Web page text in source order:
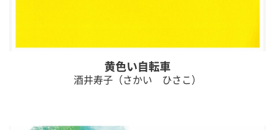
黄色い自転車
酒井寿子（さかい ひさこ）